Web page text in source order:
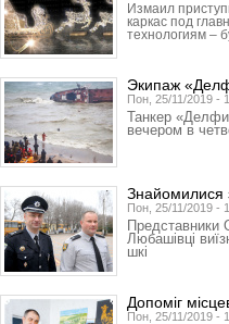
Измаил
каркас под
технологиям –
Экипаж
Пон, 25/11/2019 -
Танкер
вечером в
Знайомилися
Пон, 25/11/2019 -
Представники
Любашівці
шкі
Допоміг
Пон, 25/11/2019 -